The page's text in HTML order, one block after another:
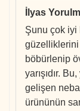
İlyas
Şunu çok iyi
güzelliklerini
böbürlenip
yarışıdır.
gelişen
ürününün